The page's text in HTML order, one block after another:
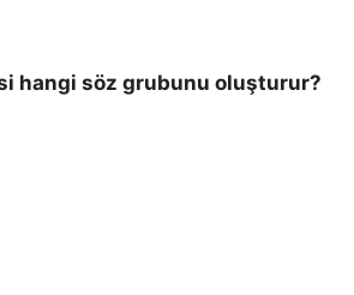
hangi söz grubunu oluşturur?